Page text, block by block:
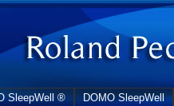
SleepWell ® DOMO SleepWell